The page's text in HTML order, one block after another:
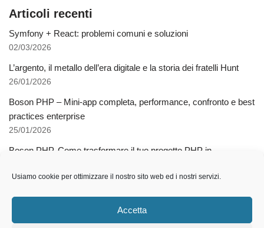
Usiamo cookie per ottimizzare il nostro sito web ed i nostri servizi.
Accetta
Articoli recenti
Symfony + React: problemi comuni e soluzioni
02/03/2026
L’argento, il metallo dell’era digitale e la storia dei fratelli Hunt
26/01/2026
Boson PHP – Mini-app completa, performance, confronto e best
practices enterprise
25/01/2026
Boson PHP. Come trasformare il tuo progetto PHP in
03/12/2025
Come l’AI libera dalla schiavitù della specializzazione